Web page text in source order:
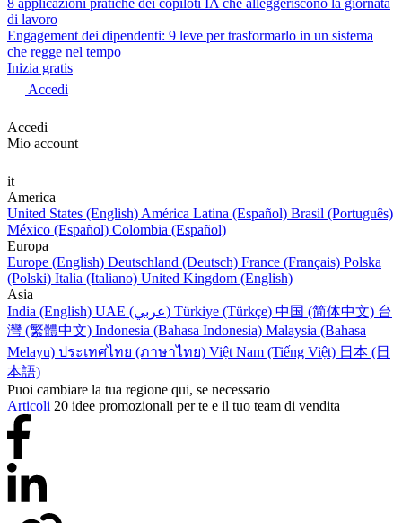
8 applicazioni pratiche dei copiloti IA che alleggeriscono la giornata
di lavoro
Engagement dei dipendenti: 9 leve per trasformarlo in un sistema
che regge nel tempo
Inizia gratis
Accedi
Accedi
Mio account
it
America
United States (English) América Latina (Español) Brasil (Português)
México (Español) Colombia (Español)
Europa
Europe (English) Deutschland (Deutsch) France (Français) Polska
(Polski) Italia (Italiano) United Kingdom (English)
Asia
India (English)
UAE (عربي) Türkiye (Türkçe) 中国 (简体中文) 台
灣 (繁體中文) Indonesia (Bahasa Indonesia) Malaysia (Bahasa
Melayu) ประเทศไทย (ภาษาไทย) Việt Nam (Tiếng Việt) 日本 (日
本語)
Puoi cambiare la tua regione qui, se necessario
Articoli 20 idee promozionali per te e il tuo team di vendita